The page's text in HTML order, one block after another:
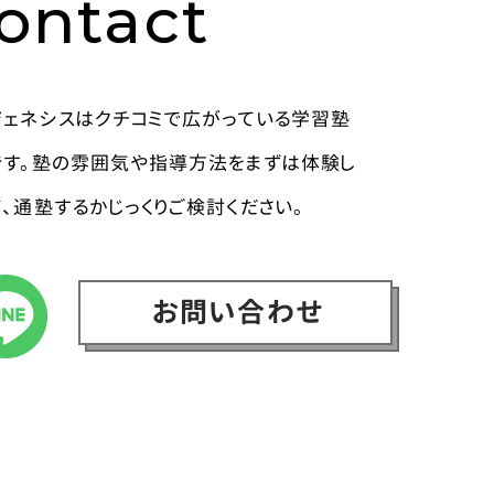
ネシスはクチコミで広がっている学習塾
。塾の雰囲気や指導方法をまずは体験し
通塾するかじっくりご検討ください。
お問い合わせ